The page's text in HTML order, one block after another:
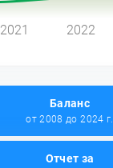
2021 2022
Баланс
от 2008 до 2024 г.
Отчет за